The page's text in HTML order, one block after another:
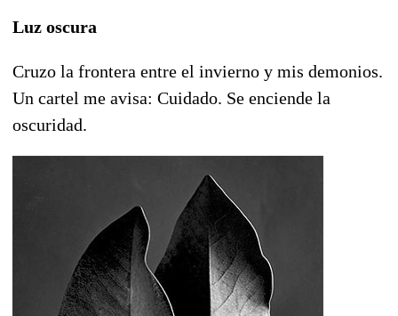
Luz oscura
Cruzo la frontera entre el invierno y mis demonios.
Un cartel me avisa: Cuidado. Se enciende la
oscuridad.